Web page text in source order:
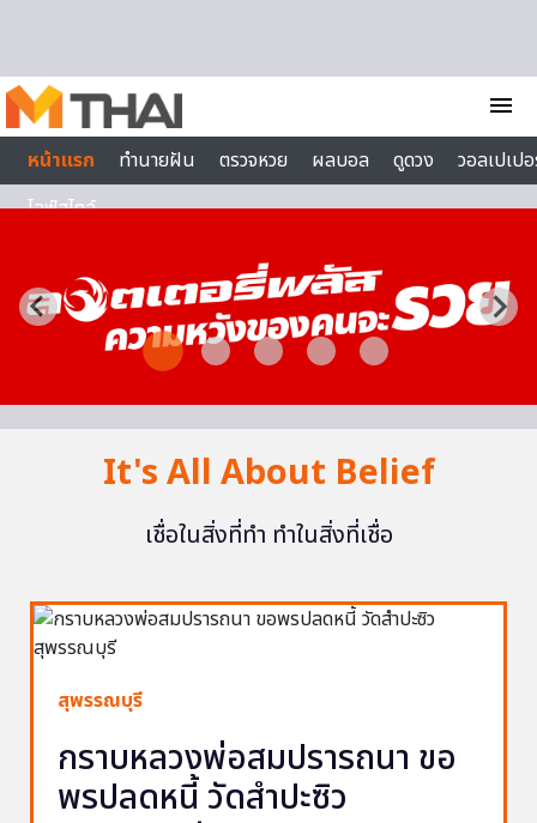
menu
หน้าแรก
ทำนายฝัน ตรวจหวย ผลบอล ดูดวง
วอลเปเป
ไลฟ์สไตล์
It's All About Belief
เชื่อในสิ่งที่ทำ ทำในสิ่งที่เชื่อ
สุพรรณบุรี
กราบหลวงพ่อสมปรารถนา ขอ
พรปลดหนี้ วัดสำปะซิว